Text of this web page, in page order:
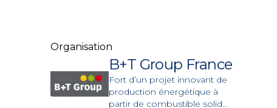
Organisation
B+T Group France
Fort d’un projet innovant de
production énergétique à
partir de combustible solide